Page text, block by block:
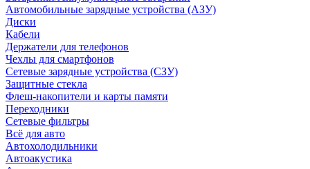
Автомобильные зарядные устройства (АЗУ)
Диски
Кабели
Держатели для телефонов
Чехлы для смартфонов
Сетевые зарядные устройства (СЗУ)
Защитные стекла
Флеш-накопители и карты памяти
Переходники
Сетевые фильтры
Всё для авто
Автохолодильники
Автоакустика